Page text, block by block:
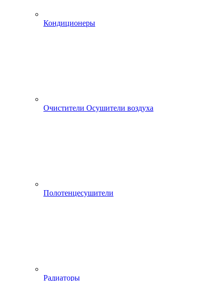
Кондиционеры
Очистители Осушители воздуха
Полотенцесушители
Радиаторы